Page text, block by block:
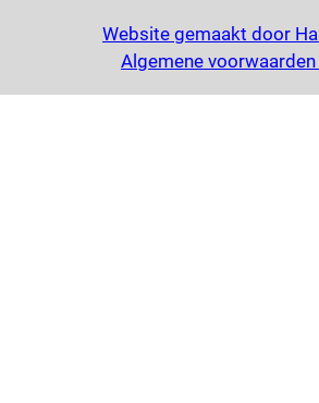
Website gemaakt door
Algemene voorwaarden